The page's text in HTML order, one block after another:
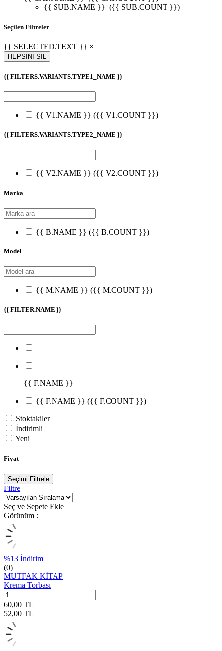
{{ SUB.NAME }} ({{ SUB.COUNT }})
Seçilen Filtreler
{{ SELECTED.TEXT }} ×
HEPSİNİ SİL
{{ FILTERS.VARIANTS.TYPE1_NAME }}
{{ V1.NAME }} ({{ V1.COUNT }})
{{ FILTERS.VARIANTS.TYPE2_NAME }}
{{ V2.NAME }} ({{ V2.COUNT }})
Marka
{{ B.NAME }} ({{ B.COUNT }})
Model
{{ M.NAME }} ({{ M.COUNT }})
{{ FILTER.NAME }}
{{ F.NAME }}
{{ F.NAME }} ({{ F.COUNT }})
Stoktakiler
İndirimli
Yeni
Fiyat
Seçimi Filtrele
Filtre
Seç ve Sepete Ekle
Görünüm :
%13 İndirim
(0)
MUTFAK KİTAP
Krema Torbası
60,00 TL
52,00 TL